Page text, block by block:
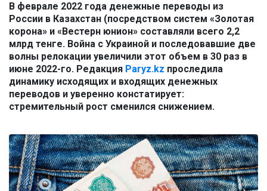
В феврале 2022 года денежные переводы из
России в Казахстан (посредством систем «Золотая
корона» и «Вестерн юнион» составляли всего 2,2
млрд тенге. Война с Украиной и последовавшие две
волны релокации увеличили этот объем в 30 раз в
июне 2022-го. Редакция Paryz.kz проследила
динамику исходящих и входящих денежных
переводов и уверенно констатирует:
стремительный рост сменился снижением.